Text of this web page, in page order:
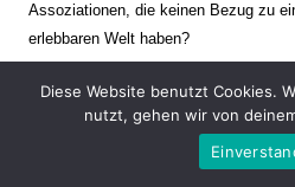
Assoziationen, die keinen Bezug zu
erlebbaren Welt haben?
Verharren und Dynamik stehen sich
oder verrinnt im Nu. Es soll dabei
zur Schmerzgrenze erzeugt werden.
Diese Website benutzt Cookies.
nutzt, gehen wir von